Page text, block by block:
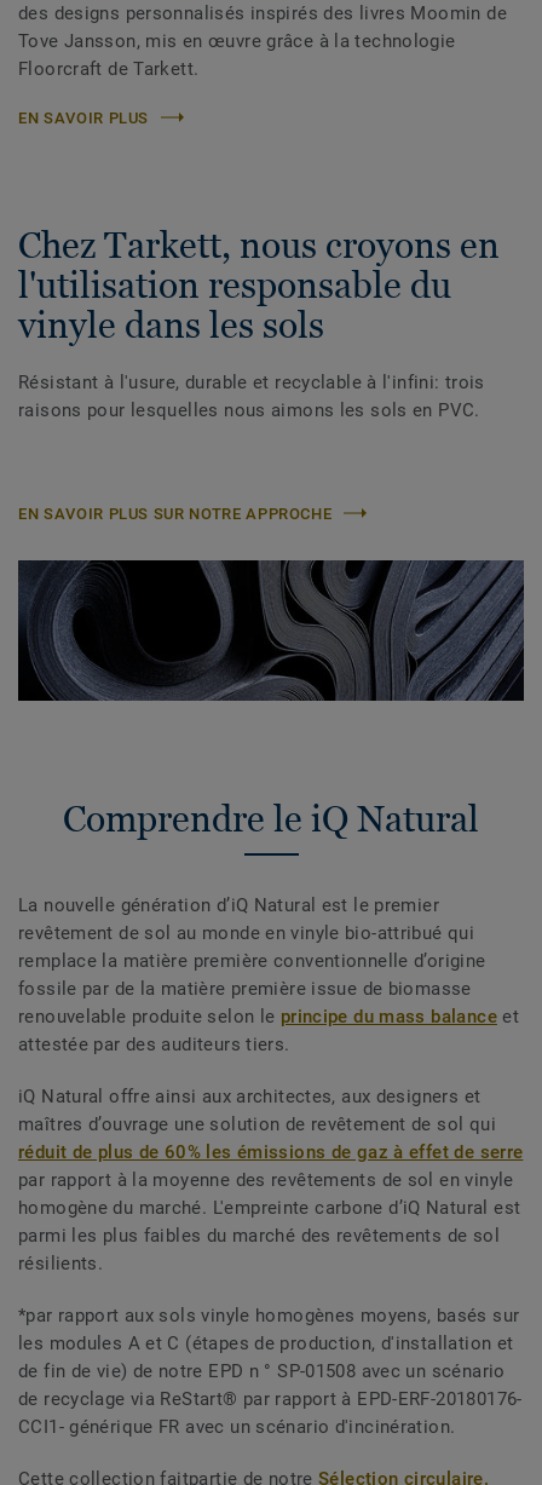
des designs personnalisés inspirés des livres Moomin de
Tove Jansson, mis en œuvre grâce à la technologie
Floorcraft de Tarkett.
EN SAVOIR PLUS
Chez Tarkett, nous croyons en
l'utilisation responsable du
vinyle dans les sols
Résistant à l'usure, durable et recyclable à l'infini: trois
raisons pour lesquelles nous aimons les sols en PVC.
EN SAVOIR PLUS SUR NOTRE APPROCHE
Comprendre le iQ Natural
La nouvelle génération d’iQ Natural est le premier
revêtement de sol au monde en vinyle bio-attribué qui
remplace la matière première conventionnelle d’origine
fossile par de la matière première issue de biomasse
renouvelable produite selon le principe du mass balanceet
attestée par des auditeurs tiers.
iQ Natural offre ainsi aux architectes, aux designers et
maîtres d’ouvrage une solution de revêtement de sol qui
réduit de plus de 60% les émissions de gaz à effet de serre
par rapport à la moyenne des revêtements de sol en vinyle
homogène du marché. L'empreinte carbone d’iQ Natural est
parmi les plus faibles du marché des revêtements de sol
résilients.
*par rapport aux sols vinyle homogènes moyens, basés sur
les modules A et C (étapes de production, d'installation et
de fin de vie) de notre EPD n ° SP-01508 avec un scénario
de recyclage via ReStart® par rapport à EPD-ERF-20180176-
CCI1- générique FR avec un scénario d'incinération.
Cette collection faitpartie de notreSélection circulaire.